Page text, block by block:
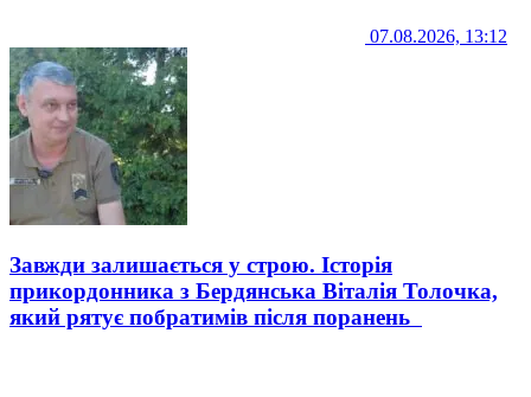
07.08.2026, 13:12
Завжди залишається у строю. Історія
прикордонника з Бердянська Віталія Толочка,
який рятує побратимів після поранень